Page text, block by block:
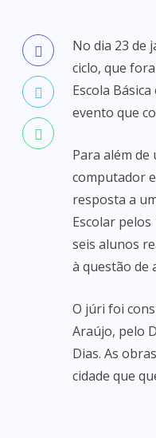
No dia 23 de
ciclo, que
Escola
evento que
Para além
computador
resposta a
Escolar
seis alunos
à questão de
O júri foi
Araújo, pelo
Dias. As
cidade que